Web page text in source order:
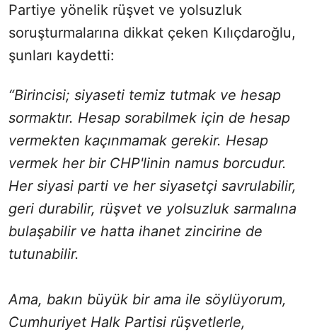
Partiye yönelik rüşvet ve yolsuzluk
soruşturmalarına dikkat çeken Kılıçdaroğlu,
şunları kaydetti:
“Birincisi; siyaseti temiz tutmak ve hesap
sormaktır. Hesap sorabilmek için de hesap
vermekten kaçınmamak gerekir. Hesap
vermek her bir CHP'linin namus borcudur.
Her siyasi parti ve her siyasetçi savrulabilir,
geri durabilir, rüşvet ve yolsuzluk sarmalına
bulaşabilir ve hatta ihanet zincirine de
tutunabilir.
Ama, bakın büyük bir ama ile söylüyorum,
Cumhuriyet Halk Partisi rüşvetlerle,